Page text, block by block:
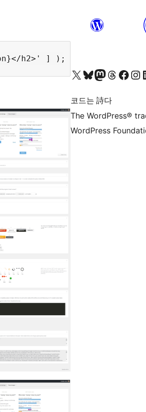
X(이전 트위터) 계정 방문하기블루스카이 계정 방문하기마스토돈 계정 방문하기스레드 계정 방문하기 페이스북 페이지 방문하기인스타그램 계정 방문하기
코드는 詩다
The WordPress®
WordPress